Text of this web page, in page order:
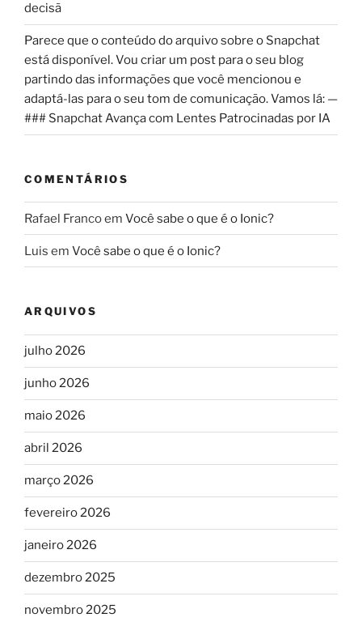
decisã
Parece que o conteúdo do arquivo sobre o Snapchat
está disponível. Vou criar um post para o seu blog
partindo das informações que você mencionou e
adaptá-las para o seu tom de comunicação. Vamos lá: —
### Snapchat Avança com Lentes Patrocinadas por IA
COMENTÁRIOS
Rafael Francoem Você sabe o que é o Ionic?
Luis em Você sabe o que é o Ionic?
ARQUIVOS
julho 2026
junho 2026
maio 2026
abril 2026
março 2026
fevereiro 2026
janeiro 2026
dezembro 2025
novembro 2025